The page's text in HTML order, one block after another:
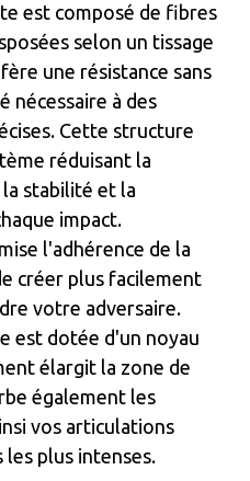
est composé de fibres
selon un tissage
une résistance sans
nécessaire à des
Cette structure
réduisant la
stabilité et la
impact.
l'adhérence de la
créer plus facilement
votre adversaire.
est dotée d'un noyau
élargit la zone de
également les
vos articulations
les plus intenses.